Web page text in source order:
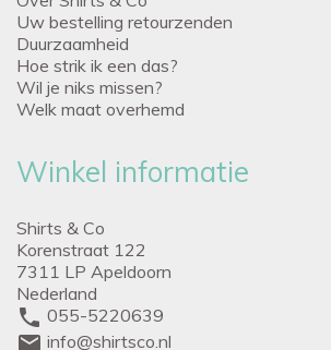
Uw bestelling retourzenden
Duurzaamheid
Hoe strik ik een das?
Wil je niks missen?
Welk maat overhemd
Winkel informatie
Shirts & Co
Korenstraat 122
7311 LP Apeldoorn
Nederland
phone 055-5220639
mail info@shirtsco.nl